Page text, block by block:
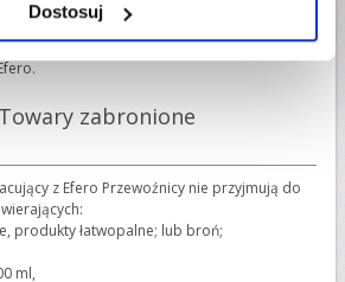
Dostosuj
w ust. 1 powyżej nie wlicza się dni
oraz sobót i niedziel, a także opóźnień
zabronione
z Efero Przewoźnicy nie przyjmują do
produkty łatwopalne; lub broń;
ml,